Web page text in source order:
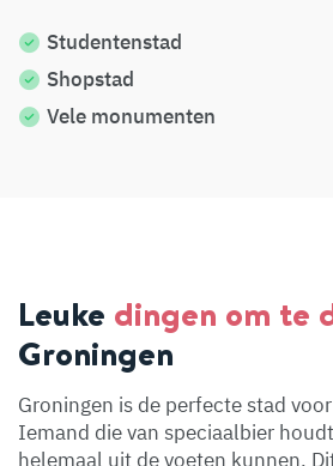
Studentenstad
Shopstad
Vele monumenten
Leuke dingen om te
Groningen
Groningen is de perfecte stad
Iemand die van speciaalbier
helemaal uit de voeten kunnen.